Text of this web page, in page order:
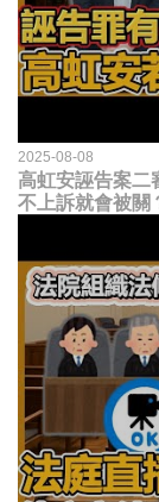
2025-08-08
高虹安誣告案二
不上訴就會被關